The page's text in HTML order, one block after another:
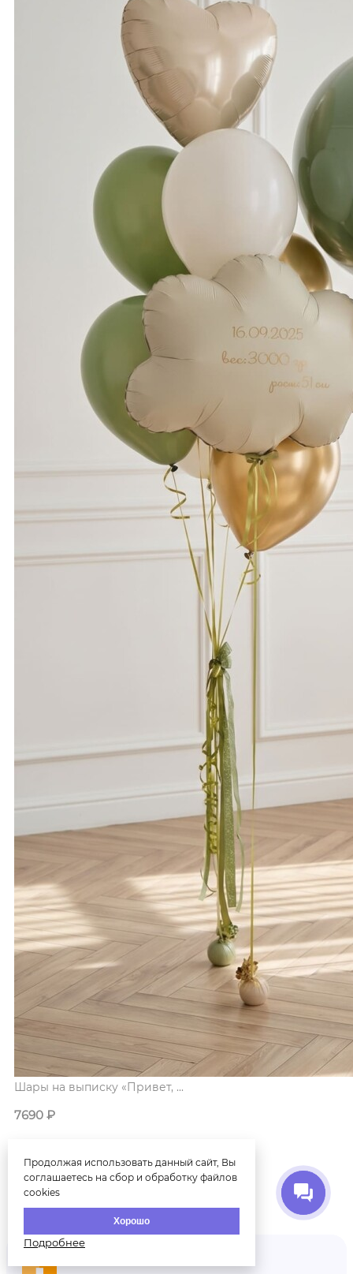
Шары на выписку «Привет, ...
7690 ₽
Продолжая использовать данный сайт, Вы
соглашаетесь на сбор и обработку файлов
cookies
Хорошо
Подробнее